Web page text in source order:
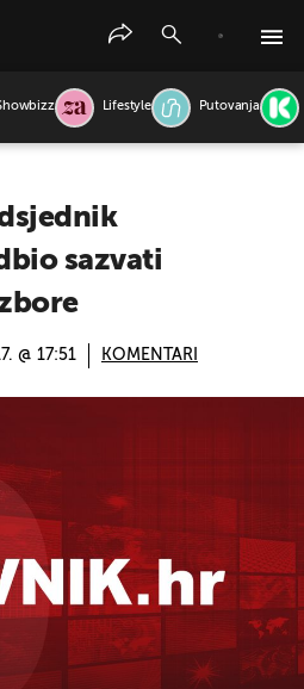
Lifestyle Putovanja
sazvati
@ 17:51 KOMENTARI